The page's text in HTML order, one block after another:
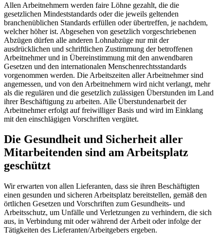
Allen Arbeitnehmern werden faire Löhne gezahlt, die die
gesetzlichen Mindeststandards oder die jeweils geltenden
branchenüblichen Standards erfüllen oder übertreffen, je nachdem,
welcher höher ist. Abgesehen von gesetzlich vorgeschriebenen
Abzügen dürfen alle anderen Lohnabzüge nur mit der
ausdrücklichen und schriftlichen Zustimmung der betroffenen
Arbeitnehmer und in Übereinstimmung mit den anwendbaren
Gesetzen und den internationalen Menschenrechtsstandards
vorgenommen werden. Die Arbeitszeiten aller Arbeitnehmer sind
angemessen, und von den Arbeitnehmern wird nicht verlangt, mehr
als die regulären und die gesetzlich zulässigen Überstunden im Land
ihrer Beschäftigung zu arbeiten. Alle Überstundenarbeit der
Arbeitnehmer erfolgt auf freiwilliger Basis und wird im Einklang
mit den einschlägigen Vorschriften vergütet.
Die Gesundheit und Sicherheit aller
Mitarbeitenden sind am Arbeitsplatz
geschützt
Wir erwarten von allen Lieferanten, dass sie ihren Beschäftigten
einen gesunden und sicheren Arbeitsplatz bereitstellen, gemäß den
örtlichen Gesetzen und Vorschriften zum Gesundheits- und
Arbeitsschutz, um Unfälle und Verletzungen zu verhindern, die sich
aus, in Verbindung mit oder während der Arbeit oder infolge der
Tätigkeiten des Lieferanten/Arbeitgebers ergeben.